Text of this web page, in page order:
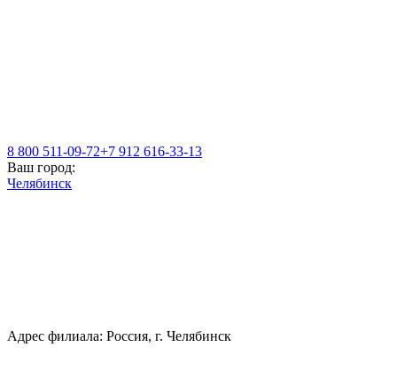
8 800 511-09-72+7 912 616-33-13
Ваш город:
Челябинск
Адрес филиала: Россия, г. Челябинск